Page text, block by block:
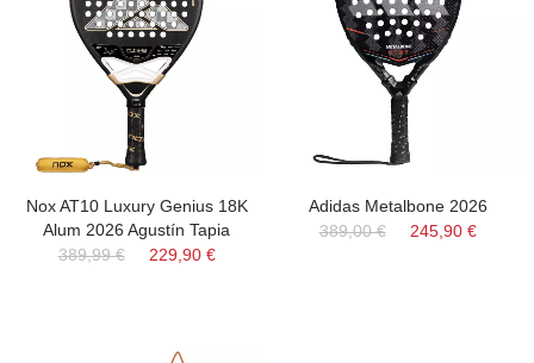
Nox AT10 Luxury Genius 18K
Alum 2026 Agustín Tapia
389,99 €
229,90 €
Adidas Metalbone 2026
389,00 €
245,90 €